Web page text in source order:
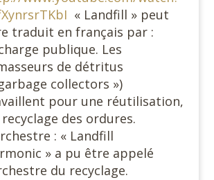
« Landfill » peut
traduit en français par :
publique. Les
de détritus
collectors »)
pour une réutilisation,
des ordures.
: « Landfill
» a pu être appelé
du recyclage.